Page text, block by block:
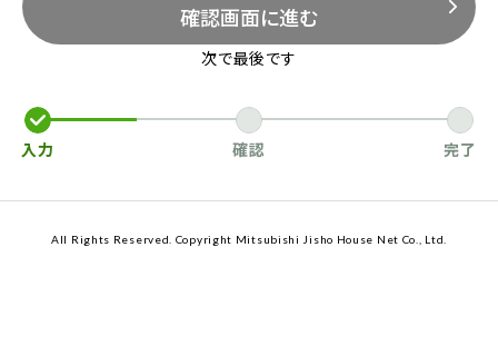
確認画面に進む
次で最後です
入力 確認 完了
All Rights Reserved. Copyright Mitsubishi Jisho House Net Co., Ltd.